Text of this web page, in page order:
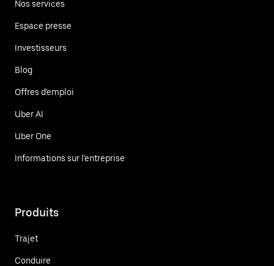
Nos services
Espace presse
Investisseurs
Blog
Offres d'emploi
Uber AI
Uber One
Informations sur l'entreprise
Produits
Trajet
Conduire